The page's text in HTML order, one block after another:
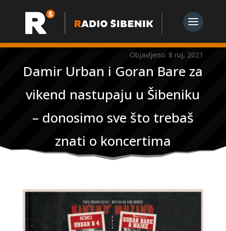
Objavljeno: 8 ruj, 2021
Damir Urban i Goran Bare za
vikend nastupaju u Šibeniku
– donosimo sve što trebaš
znati o koncertima